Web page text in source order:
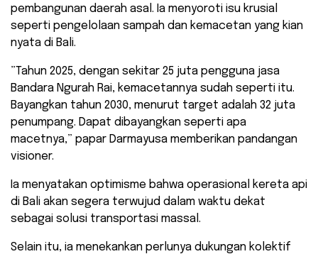
pembangunan daerah asal. Ia menyoroti isu krusial
seperti pengelolaan sampah dan kemacetan yang kian
nyata di Bali.
​”Tahun 2025, dengan sekitar 25 juta pengguna jasa
Bandara Ngurah Rai, kemacetannya sudah seperti itu.
Bayangkan tahun 2030, menurut target adalah 32 juta
penumpang. Dapat dibayangkan seperti apa
macetnya,” papar Darmayusa memberikan pandangan
visioner.
Ia menyatakan optimisme bahwa operasional kereta api
di Bali akan segera terwujud dalam waktu dekat
sebagai solusi transportasi massal.
Selain itu, ia menekankan perlunya dukungan kolektif